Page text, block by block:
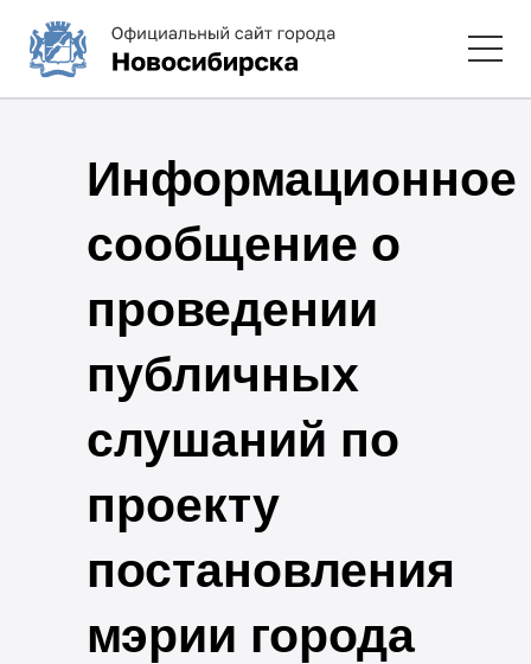
Информационное
сообщение о
проведении
публичных
слушаний по
проекту
постановления
мэрии города